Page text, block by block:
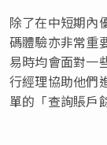
除了在中短期內
碼體驗亦非常重
易時均會面對一
行經理協助他們
單的「查詢賬戶